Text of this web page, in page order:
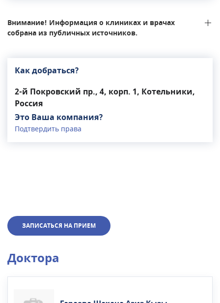
которых врачи второй и высшей категории со
стажем работы более 10 лет. Среди
используемых в клинике методов диагностики:
беременности), ЭКГ, Холтеровское
мониторирование.
Внимание! Информация о клиниках и врачах
собрана из публичных источников.
Как добраться?
2-й Покровский пр., 4, корп. 1, Котельники,
Россия
Это Ваша компания?
Подтвердить права
ЗАПИСАТЬСЯ НА ПРИЕМ
Доктора